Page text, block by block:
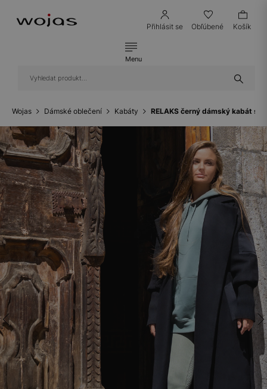
Přihlásit se Obľúbené Košík
Menu
Wojas Dámské oblečení Kabáty RELAKS černý dámský kabát s